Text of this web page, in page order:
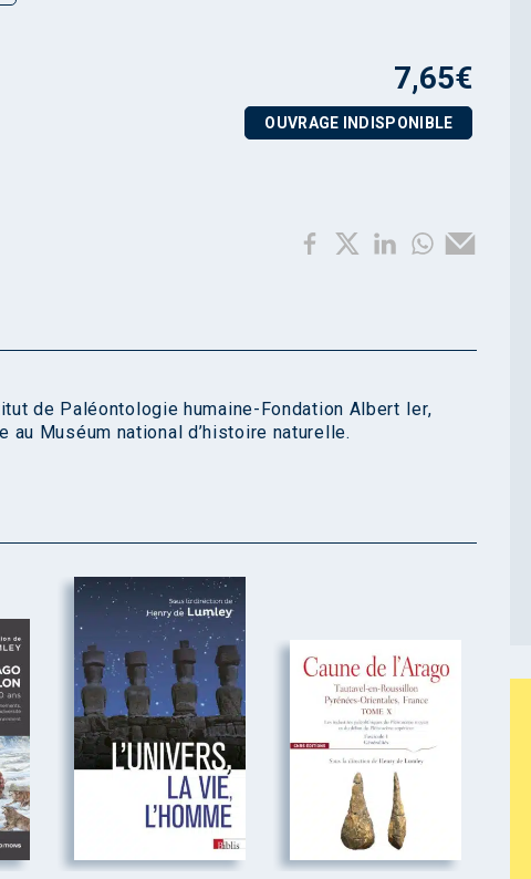
7,65€
OUVRAGE INDISPONIBLE
de Paléontologie humaine-Fondation Albert Ier,
Muséum national d’histoire naturelle.